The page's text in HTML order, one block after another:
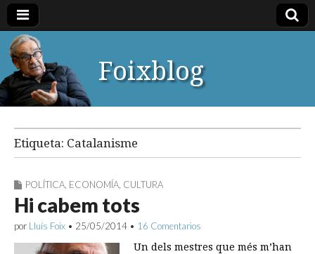
Foixblog
Etiqueta: Catalanisme
POLÍTICA ECONOMÍA CULTURA
Hi cabem tots
por Lluís Foix • 25/05/2014 • 16 Comentarios
Un dels mestres que més m’han